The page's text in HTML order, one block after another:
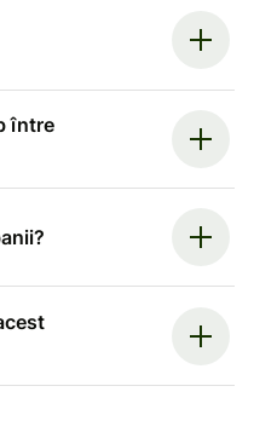
între